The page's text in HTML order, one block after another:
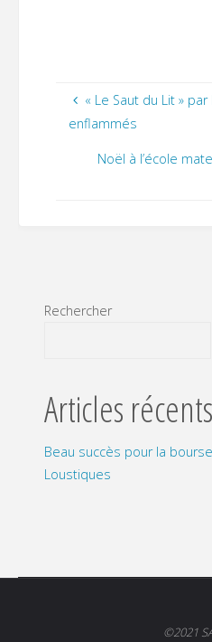
« Le Saut du Lit »
enflammés
Noël à l’école
Rechercher
Articles récents
Beau succès pour la
Loustiques
©2021